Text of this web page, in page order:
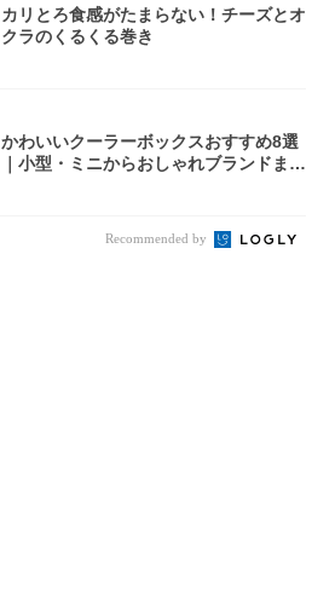
カリとろ食感がたまらない！チーズとオ
クラのくるくる巻き
かわいいクーラーボックスおすすめ8選
｜小型・ミニからおしゃれブランドまで
Recommended by